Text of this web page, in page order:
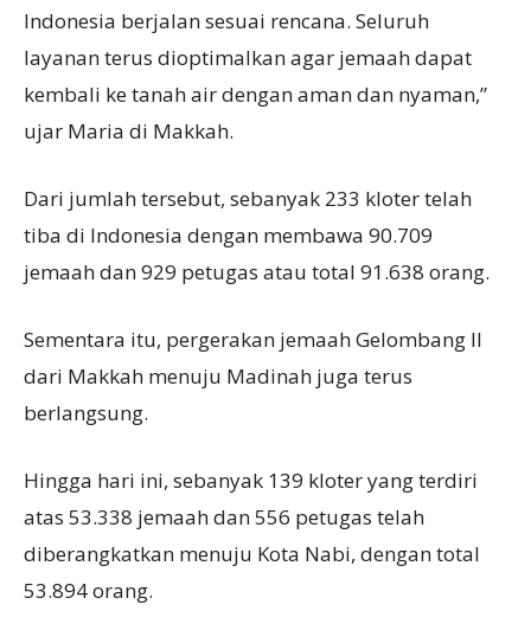
Indonesia berjalan sesuai rencana. Seluruh
layanan terus dioptimalkan agar jemaah dapat
kembali ke tanah air dengan aman dan nyaman,”
ujar Maria di Makkah.
Dari jumlah tersebut, sebanyak 233 kloter telah
tiba di Indonesia dengan membawa 90.709
jemaah dan 929 petugas atau total 91.638 orang.
Sementara itu, pergerakan jemaah Gelombang II
dari Makkah menuju Madinah juga terus
berlangsung.
Hingga hari ini, sebanyak 139 kloter yang terdiri
atas 53.338 jemaah dan 556 petugas telah
diberangkatkan menuju Kota Nabi, dengan total
53.894 orang.